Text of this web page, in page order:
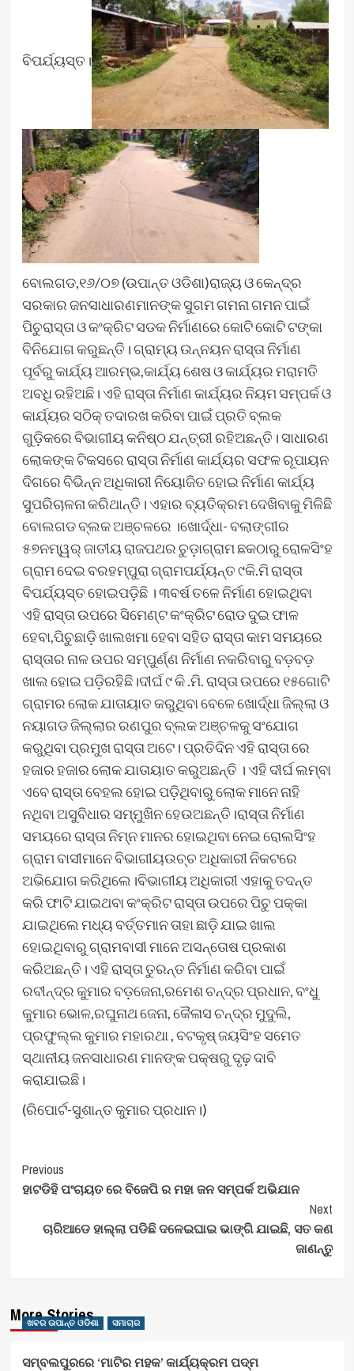
ବିପର୍ଯ୍ୟସ୍ତ।
ବୋଲଗଡ,୧୬/୦୭ (ଉପାନ୍ତ ଓଡିଶା)ରାଜ୍ୟ ଓ କେନ୍ଦ୍ର
ସରକାର ଜନସାଧାରଣମାନଙ୍କ ସୁଗମ ଗମନା ଗମନ ପାଇଁ
ପିଚୁରାସ୍ତା ଓ କଂକ୍ରିଟ ସଡକ ନିର୍ମାଣରେ କୋଟି କୋଟି ଟଙ୍କା
ବିନିଯୋଗ କରୁଛନ୍ତି। ଗ୍ରାମ୍ୟ ଉନ୍ନୟନ ରାସ୍ତା ନିର୍ମାଣ
ପୂର୍ବରୁ କାର୍ଯ୍ୟ ଆରମ୍ଭ,କାର୍ଯ୍ୟ ଶେଷ ଓ କାର୍ଯ୍ୟର ମରାମତି
ଅବଧି ରହିଅଛି। ଏହି ରାସ୍ତା ନିର୍ମାଣ କାର୍ଯ୍ୟର ନିୟମ ସମ୍ପର୍କ ଓ
କାର୍ଯ୍ୟର ସଠିକ୍ ତଦାରଖ କରିବା ପାଇଁ ପ୍ରତି ବ୍ଲକ
ଗୁଡ଼ିକରେ ବିଭାଗୀୟ କନିଷ୍ଠ ଯନ୍ତ୍ରୀ ରହିଅଛନ୍ତି। ସାଧାରଣ
ଲୋକଙ୍କ ଟିକସରେ ରାସ୍ତା ନିର୍ମାଣ କାର୍ଯ୍ୟର ସଫଳ ରୂପାୟନ
ଦିଗରେ ବିଭିନ୍ନ ଅଧିକାରୀ ନିୟୋଜିତ ହୋଇ ନିର୍ମାଣ କାର୍ଯ୍ୟ
ସୁପରିଚାଳନା କରିଥାନ୍ତି। ଏହାର ବ୍ୟତିକ୍ରମ ଦେଖିବାକୁ ମିଳିଛି
ବୋଲଗଡ ବ୍ଲକ ଅଞ୍ଚଳରେ ।ଖୋର୍ଦ୍ଧା- ବଲାଙ୍ଗୀର
୫୭ନମ୍ୱର୍ ଜାତୀୟ ରାଜପଥର ଚୁଡ଼ାଗ୍ରାମ ଛକଠାରୁ ରୋଳସିଂହ
ଗ୍ରାମ ଦେଇ ବରହମ୍ପୁରା ଗ୍ରାମପର୍ଯ୍ୟନ୍ତ ୯କି.ମି ରାସ୍ତା
ବିପର୍ଯ୍ୟସ୍ତ ହୋଇପଡ଼ିଛି । ୩ବର୍ଷ ତଳେ ନିର୍ମାଣ ହୋଇଥିବା
ଏହି ରାସ୍ତା ଉପରେ ସିମେଣ୍ଟ କଂକ୍ରିଟ ରୋଡ ଦୁଇ ଫାଳ
ହେବା,ପିଚୁଛାଡ଼ି ଖାଲଖମା ହେବା ସହିତ ରାସ୍ତା କାମ ସମୟରେ
ରାସ୍ତାର ନାଳ ଉପର ସମ୍ପୁର୍ଣ୍ଣ ନିର୍ମାଣ ନକରିବାରୁ ବଡ଼ବଡ଼
ଖାଲ ହୋଇ ପଡ଼ିରହିଛି।ଦୀର୍ଘ ୯ କି .ମି. ରାସ୍ତା ଉପରେ ୧୫ଗୋଟି
ଗ୍ରାମର ଲୋକ ଯାତାୟାତ କରୁଥିବା ବେଳେ ଖୋର୍ଦ୍ଧା ଜିଲ୍ଲା ଓ
ନୟାଗଡ ଜିଲ୍ଲାର ରଣପୁର ବ୍ଲକ ଅଞ୍ଚଳକୁ ସଂଯୋଗ
କରୁଥିବା ପ୍ରମୁଖ ରାସ୍ତା ଅଟେ। ପ୍ରତିଦିନ ଏହି ରାସ୍ତା ରେ
ହଜାର ହଜାର ଲୋକ ଯାତାୟାତ କରୁଅଛନ୍ତି । ଏହି ଦୀର୍ଘ ଲମ୍ବା
ଏବେ ରାସ୍ତା ବେହଲ ହୋଇ ପଡ଼ିଥିବାରୁ ଲୋକ ମାନେ ନାହି
ନଥିବା ଅସୁବିଧାର ସମ୍ମୁଖିନ ହେଉଅଛନ୍ତି।ରାସ୍ତା ନିର୍ମାଣ
ସମୟରେ ରାସ୍ତା ନିମ୍ନ ମାନର ହୋଇଥିବା ନେଇ ରୋଲସିଂହ
ଗ୍ରାମ ବାସୀମାନେ ବିଭାଗୀୟଉଚ୍ଚ ଅଧିକାରୀ ନିକଟରେ
ଅଭିଯୋଗ କରିଥିଲେ।ବିଭାଗୀୟ ଅଧିକାରୀ ଏହାକୁ ତଦନ୍ତ
କରି ଫାଟି ଯାଇଥବା କଂକ୍ରିଟ ରାସ୍ତା ଉପରେ ପିଚୁ ପକ୍କା
ଯାଇଥିଲେ ମଧ୍ୟ ବର୍ତ୍ତମାନ ତାହା ଛାଡ଼ି ଯାଇ ଖାଲ
ହୋଇଥିବାରୁ ଗ୍ରାମବାସୀ ମାନେ ଅସନ୍ତୋଷ ପ୍ରକାଶ
କରିଅଛନ୍ତି। ଏହି ରାସ୍ତା ତୁରନ୍ତ ନିର୍ମାଣ କରିବା ପାଇଁ
ରବୀନ୍ଦ୍ର କୁମାର ବଡ଼ଜେନା,ରମେଶ ଚନ୍ଦ୍ର ପ୍ରଧାନ, ବଂଧୁ
କୁମାର ଭୋଳ,ରଘୁନାଥ ଜେନା, କୈଳାସ ଚନ୍ଦ୍ର ମୁଦୁଲି,
ପ୍ରଫୁଲ୍ଲ କୁମାର ମହାରଥା , ବଟକୃଷ୍ ଜୟସିଂହ ସମେତ
ସ୍ଥାନୀୟ ଜନସାଧାରଣ ମାନଙ୍କ ପକ୍ଷରୁ ଦୃଢ଼ ଦାବି
କରାଯାଇଛି।
(ରିପୋର୍ଟ-ସୁଶାନ୍ତ କୁମାର ପ୍ରଧାନ।)
Post
Navigation
Previous
ହାଟଡିହି ପଂଚାୟତ ରେ ବିଜେପି ର ମହା ଜନ ସମ୍ପର୍କ ଅଭିଯାନ
Next
ଚାରିଆଡେ ହାଲ୍ଲା ପଡିଛି ଦଳେଇଘାଇ ଭାଙ୍ଗି ଯାଇଛି, ସତ କଣ
ଜାଣନ୍ତୁ
More Stories
ଖବର ଉପାନ୍ତ ଓଡିଶା ସମାଚାର
ସମ୍ବଲପୁରରେ ‘ମାଟିର ମହକ’ କାର୍ଯ୍ୟକ୍ରମ ପଦ୍ମ